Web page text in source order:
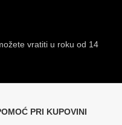
vratiti u roku od 14
PRI KUPOVINI